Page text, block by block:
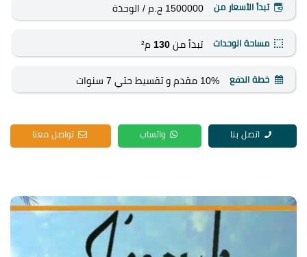
تبدأ الأسعار من 1500000 ج.م / الوحدة
مساحة الوحدات تبدأ من 130 م²
خطة الدفع 10% مقدم و تقسيط حتي 7 سنوات
اتصل بنا واتساب تواصل معنا